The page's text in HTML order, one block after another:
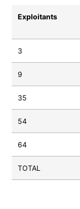
Exploitants
3
9
35
54
64
TOTAL